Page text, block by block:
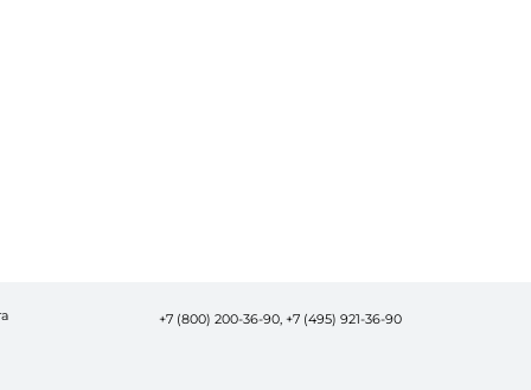
+7 (800) 200-36-90, +7 (495) 921-36-90